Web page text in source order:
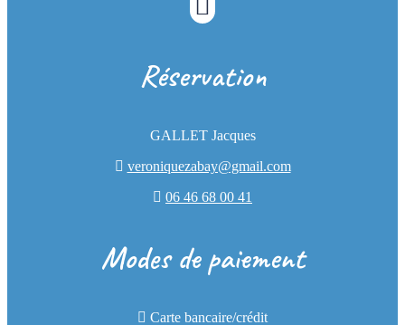
chambres thématiques le tout à proximité
de la station de ski de Gréolières les
Neiges et des sentiers de randonnées.
Pas de durée minimum de séjour
Réservation
GALLET Jacques
veroniquezabay@gmail.com
06 46 68 00 41
Modes de paiement
Carte bancaire/crédit